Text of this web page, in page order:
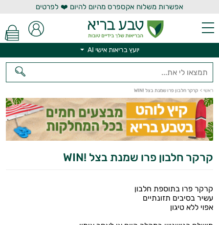
אפשרות משלוח אקספרס מהיום להיום ❤️ לפרטים
יועץ בריאות אישי AI
ראשי > קרקר חלבון פרו שמנת בצל !WIN
קרקר חלבון פרו שמנת בצל !WIN
קרקר פרו בתוספת חלבון
עשיר בסיבים תזונתיים
אפוי ללא טיגון
יועץ בריאות אישי AI